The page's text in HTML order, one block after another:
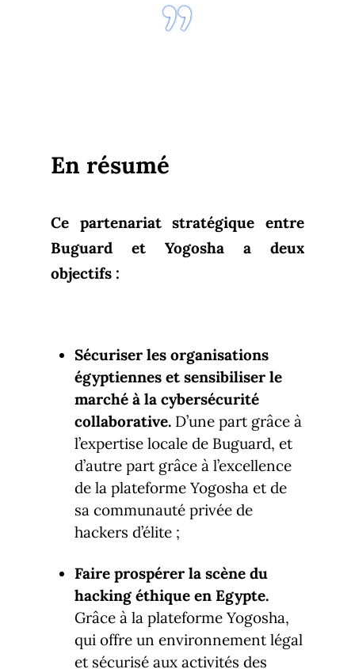
En résumé
Ce partenariat stratégique entre
Buguard et Yogosha a deux
objectifs :
Sécuriser les organisations
égyptiennes et sensibiliser le
marché à la cybersécurité
collaborative. D’une part grâce à
l’expertise locale de Buguard, et
d’autre part grâce à l’excellence
de la plateforme Yogosha et de
sa communauté privée de
hackers d’élite ;
Faire prospérer la scène du
hacking éthique en Egypte.
Grâce à la plateforme Yogosha,
qui offre un environnement légal
et sécurisé aux activités des